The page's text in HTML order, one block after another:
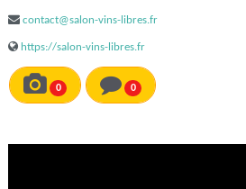
contact@salon-vins-libres.fr
https://salon-vins-libres.fr
0 0